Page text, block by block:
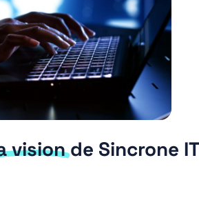
visionde Sincrone IT